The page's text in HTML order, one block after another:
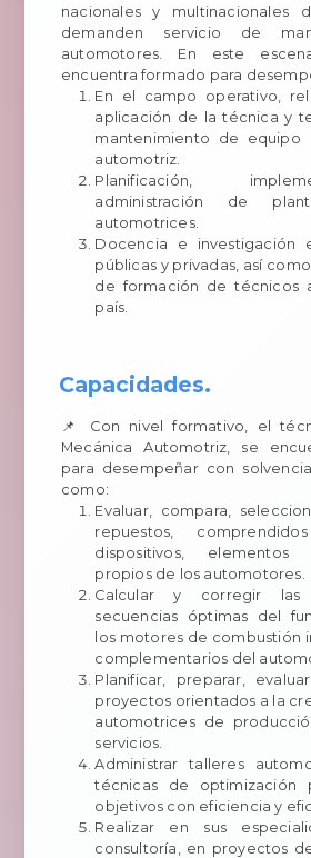
nacionales y multinacionales
demanden servicio de
automotores. En este
encuentra formado para
En el campo operativo,
aplicación de la técnica y
mantenimiento de equipo
automotriz.
Planificación,
administración de
automotrices.
Docencia e investigación
públicas y privadas, así
de formación de técnicos
país.
Capacidades.
📌 Con nivel formativo, el
Mecánica Automotriz, se
para desempeñar con
como:
Evaluar, compara,
repuestos,
dispositivos, elementos
propios de los automotores.
Calcular y corregir las
secuencias óptimas del
los motores de combustión
complementarios del
Planificar, preparar,
proyectos orientados a la
automotrices de
servicios.
Administrar talleres
técnicas de optimización
objetivos con eficiencia y
Realizar en sus
consultoría, en proyectos